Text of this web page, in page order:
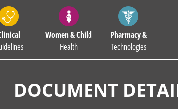
Women & Child
Health
Pharmacy &
Technologies
DOCUMENT